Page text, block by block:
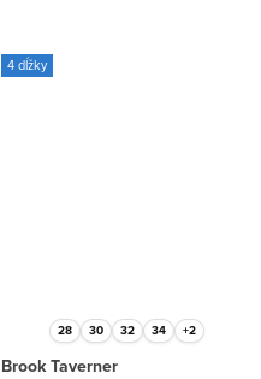
4 dĺžky
28 30 32 34 +2
Brook Taverner